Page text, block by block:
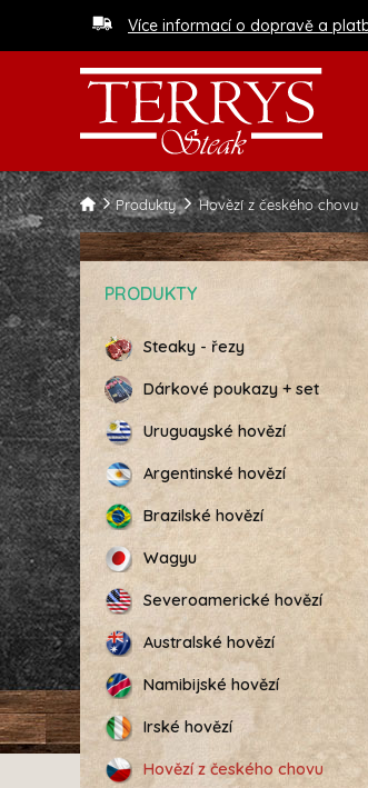
Více informací o dopravě a
Produkty Hovězí z českého chovu
PRODUKTY
Steaky - řezy
Dárkové poukazy + set
Uruguayské hovězí
Argentinské hovězí
Brazilské hovězí
Wagyu
Severoamerické hovězí
Australské hovězí
Namibijské hovězí
Irské hovězí
Hovězí z českého chovu